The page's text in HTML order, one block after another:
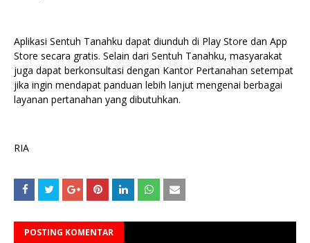
Aplikasi Sentuh Tanahku dapat diunduh di Play Store dan App
Store secara gratis. Selain dari Sentuh Tanahku, masyarakat
juga dapat berkonsultasi dengan Kantor Pertanahan setempat
jika ingin mendapat panduan lebih lanjut mengenai berbagai
layanan pertanahan yang dibutuhkan.
RIA
POSTING KOMENTAR